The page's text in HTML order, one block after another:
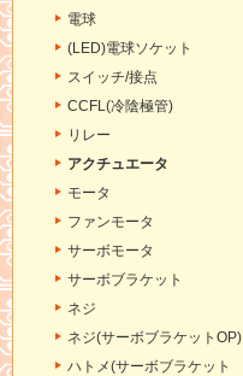
電球
(LED)電球ソケット
スイッチ/接点
CCFL(冷陰極管)
リレー
アクチュエータ
モータ
ファンモータ
サーボモータ
サーボブラケット
ネジ
ネジ(サーボブラケットOP)
ハトメ(サーボブラケット